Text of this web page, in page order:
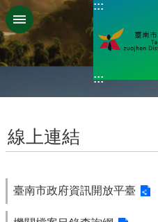
跳到主要內容區塊
:::
:::
線上連結
臺南市政府資訊開放平臺